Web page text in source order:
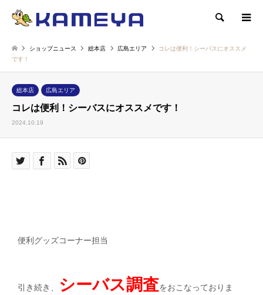
検索
ショップニュース 総本店 広島エリア
コレは便利！シーバスにオススメ
です！
総本店 広島エリア
コレは便利！シーバスにオススメです！
2024.10.19
便利グッズコーナー担当
引き続き、 シーバス調査をおこなっておりま